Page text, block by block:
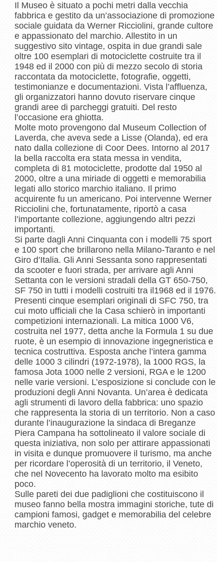
Il Museo è situato a pochi metri dalla vecchia
fabbrica e gestito da un’associazione di promozione
sociale guidata da Werner Ricciolini, grande cultore
e appassionato del marchio. Allestito in un
suggestivo sito vintage, ospita in due grandi sale
oltre 100 esemplari di motociclette costruite tra il
1948 ed il 2000 con più di mezzo secolo di storia
raccontata da motociclette, fotografie, oggetti,
testimonianze e documentazioni. Vista l’affluenza,
gli organizzatori hanno dovuto riservare cinque
grandi aree di parcheggi gratuiti. Del resto
l’occasione era ghiotta.
Molte moto provengono dal Museum Collection of
Laverda, che aveva sede a Lisse (Olanda), ed era
nato dalla collezione di Coor Dees. Intorno al 2017
la bella raccolta era stata messa in vendita,
completa di 81 motociclette, prodotte dal 1950 al
2000, oltre a una miriade di oggetti e memorabilia
legati allo storico marchio italiano. Il primo
acquirente fu un americano. Poi intervenne Werner
Ricciolini che, fortunatamente, riportò a casa
l’importante collezione, aggiungendo altri pezzi
importanti.
Si parte dagli Anni Cinquanta con i modelli 75 sport
e 100 sport che brillarono nella Milano-Taranto e nel
Giro d’Italia. Gli Anni Sessanta sono rappresentati
da scooter e fuori strada, per arrivare agli Anni
Settanta con le versioni stradali della GT 650-750,
SF 750 in tutti i modelli costruiti tra il1968 ed il 1976.
Presenti cinque esemplari originali di SFC 750, tra
cui moto ufficiali che la Casa schierò in importanti
competizioni internazionali. La mitica 1000 V6,
costruita nel 1977, detta anche la Formula 1 su due
ruote, è un esempio di innovazione ingegneristica e
tecnica costruttiva. Esposta anche l’intera gamma
delle 1000 3 cilindri (1972-1978), la 1000 RGS, la
famosa Jota 1000 nelle 2 versioni, RGA e le 1200
nelle varie versioni. L’esposizione si conclude con le
produzioni degli Anni Novanta. Un’area è dedicata
agli strumenti di lavoro della fabbrica: uno spazio
che rappresenta la storia di un territorio. Non a caso
durante l’inaugurazione la sindaca di Breganze
Piera Campana ha sottolineato il valore sociale di
questa iniziativa, non solo per attirare appassionati
in visita e dunque promuovere il turismo, ma anche
per ricordare l’operosità di un territorio, il Veneto,
che nel Novecento ha lavorato molto ma esibito
poco.
Sulle pareti dei due padiglioni che costituiscono il
museo fanno bella mostra immagini storiche, tute di
campioni famosi, gadget e memorabilia del celebre
marchio veneto.